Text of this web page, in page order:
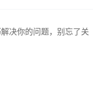
决你的问题，别忘了关